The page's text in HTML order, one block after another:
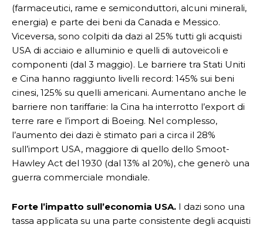
(farmaceutici, rame e semiconduttori, alcuni minerali,
energia) e parte dei beni da Canada e Messico.
Viceversa, sono colpiti da dazi al 25% tutti gli acquisti
USA di acciaio e alluminio e quelli di autoveicoli e
componenti (dal 3 maggio). Le barriere tra Stati Uniti
e Cina hanno raggiunto livelli record: 145% sui beni
cinesi, 125% su quelli americani. Aumentano anche le
barriere non tariffarie: la Cina ha interrotto l’export di
terre rare e l’import di Boeing. Nel complesso,
l’aumento dei dazi è stimato pari a circa il 28%
sull’import USA, maggiore di quello dello Smoot-
Hawley Act del 1930 (dal 13% al 20%), che generò una
guerra commerciale mondiale.
Forte l’impatto sull’economia USA. I dazi sono una
tassa applicata su una parte consistente degli acquisti